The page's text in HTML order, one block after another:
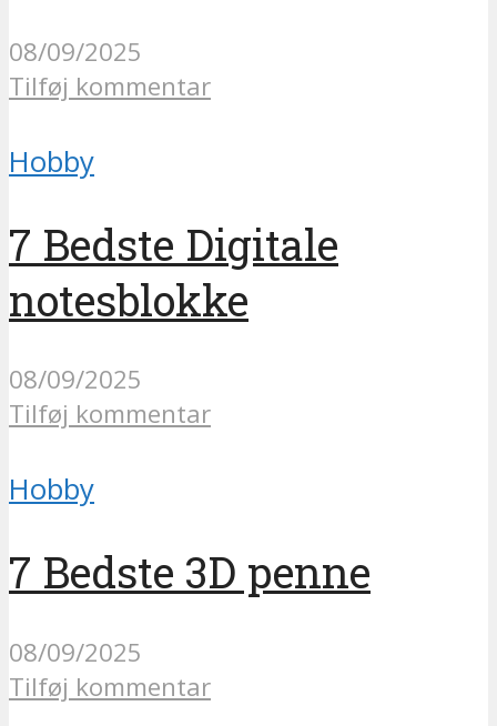
08/09/2025
Tilføj kommentar
Hobby
7 Bedste Digitale
notesblokke
08/09/2025
Tilføj kommentar
Hobby
7 Bedste 3D penne
08/09/2025
Tilføj kommentar